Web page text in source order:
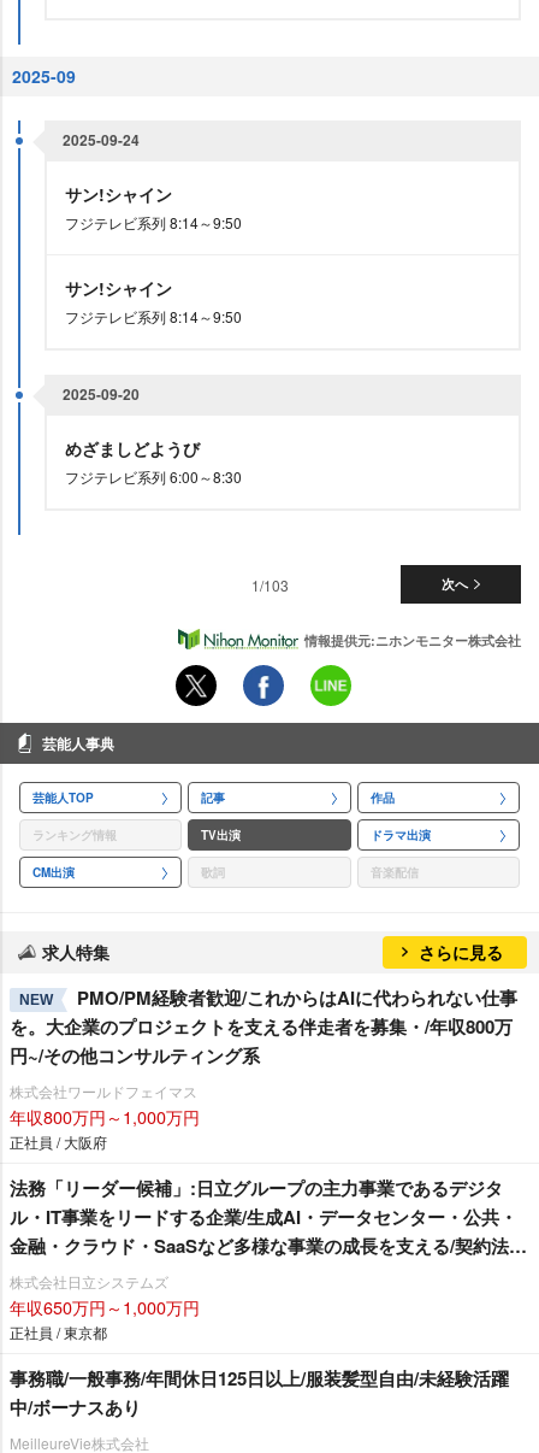
2025-09
2025-09-24
サン!シャイン
フジテレビ系列 8:14～9:50
サン!シャイン
フジテレビ系列 8:14～9:50
2025-09-20
めざましどようび
フジテレビ系列 6:00～8:30
次へ
1/103
情報提供元:ニホンモニター株式会社
芸能人事典
芸能人TOP 記事 作品
ランキング情報 TV出演 ドラマ出演
CM出演 歌詞 音楽配信
求人特集 さらに見る
NEW
PMO/PM経験者歓迎/これからはAIに代わられない仕事
を。大企業のプロジェクトを支える伴走者を募集・/年収800万
円~/その他コンサルティング系
株式会社ワールドフェイマス
年収800万円～1,000万円
正社員 / 大阪府
法務「リーダー候補」:日立グループの主力事業であるデジタ
ル・IT事業をリードする企業/生成AI・データセンター・公共・
金融・クラウド・SaaSなど多様な事業の成長を支える/契約法務
中心/システムインテグレータ・ソフトハウス
株式会社日立システムズ
年収650万円～1,000万円
正社員 / 東京都
事務職/一般事務/年間休日125日以上/服装髪型自由/未経験活躍
中/ボーナスあり
MeilleureVie株式会社